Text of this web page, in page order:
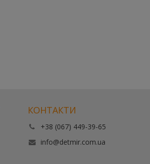
КОНТАКТИ
+38 (067) 449-39-65
info@detmir.com.ua